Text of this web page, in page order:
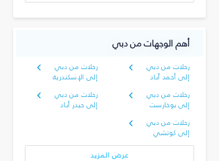
أهم الوجهات من دبي
رحلات من دبي
إلى أحمد آباد
رحلات من دبي
إلى الإسكندرية
رحلات من دبي
إلى بوخارست
رحلات من دبي
إلى حيدر أباد
رحلات من دبي
إلى كوتشي
عرض المزيد